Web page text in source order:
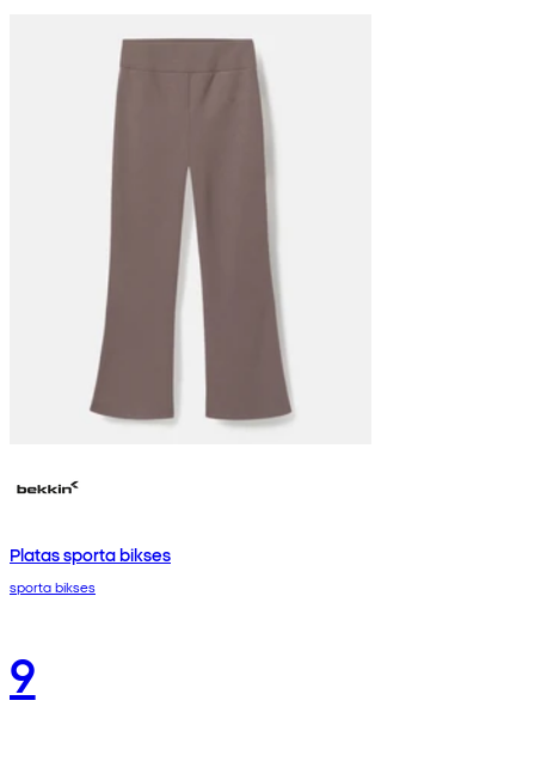
Platas sporta bikses
sporta bikses
9